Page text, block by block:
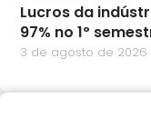
Lucros da
97% no 1º
3 de agosto de 2026